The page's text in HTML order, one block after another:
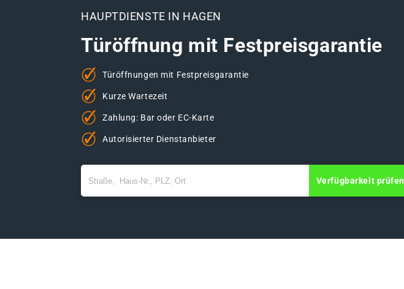
HAUPTDIENSTE IN HAGEN
Türöffnung mit Festpreisgarantie
Türöffnungen mit Festpreisgarantie
Kurze Wartezeit
Zahlung: Bar oder EC-Karte
Autorisierter Dienstanbieter
Verfügbarkeit prüfen